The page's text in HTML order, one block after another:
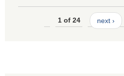
1 of 24 next ›